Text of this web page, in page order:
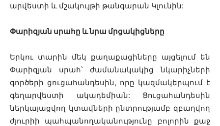
արվեստի և մշակույթի թանգարան Կլունին:
Փարիզյան սրահը և նրա մրցակիցները
Երկու տարին մեկ քաղաքացիները այցելում են
Փարիզյան սրահ՝ ժամանակակից նկարիչների
գործերի ցուցահանդեսին, որը կազմակերպում է
գեղարվեստի ակադեմիան: Ցուցահանդեսին
ներկայացվող կտավների ընտրությամբ զբաղվող
ժյուրիի պահպանողականությունը բոլորին քաջ